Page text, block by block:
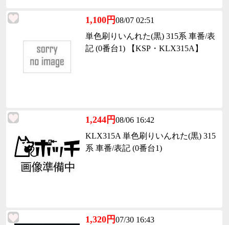
1,100円08/07 02:51
単色刷りいんれた(黒) 315系 車番/表
記 (0番台1) 【KSP・KLX315A】
1,244円08/06 16:42
KLX315A 単色刷りいんれた(黒) 315
系 車番/表記 (0番台1)
1,320円07/30 16:43